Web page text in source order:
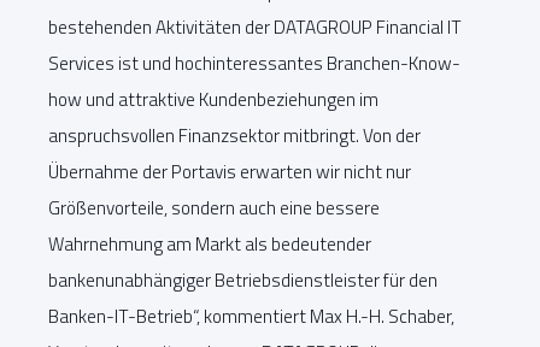
bestehenden Aktivitäten der DATAGROUP Financial IT
Services ist und hochinteressantes Branchen-Know-
how und attraktive Kundenbeziehungen im
anspruchsvollen Finanzsektor mitbringt. Von der
Übernahme der Portavis erwarten wir nicht nur
Größenvorteile, sondern auch eine bessere
Wahrnehmung am Markt als bedeutender
bankenunabhängiger Betriebsdienstleister für den
Banken-IT-Betrieb“, kommentiert Max H.-H. Schaber,